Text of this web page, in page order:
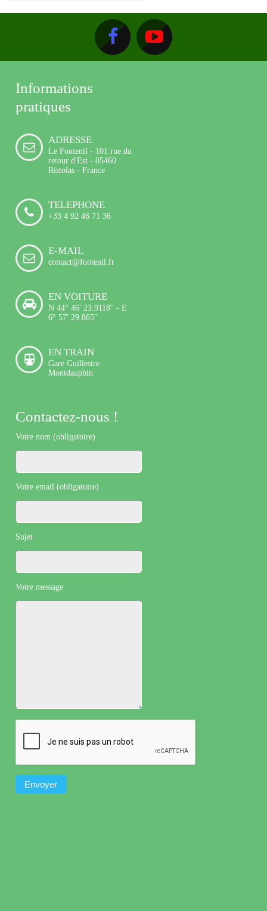
Informations
pratiques
ADRESSE
Le Fontenil - 101 rue du
retour d'Est - 05460
Ristolas - France
TELEPHONE
+33 4 92 46 71 36
E-MAIL
contact@fontenil.fr
EN VOITURE
N 44° 46' 23.9118'' - E
6° 57' 29.865''
EN TRAIN
Gare Guillestre
Montdauphin
Contactez-nous !
Votre nom (obligatoire)
Votre email (obligatoire)
Sujet
Votre message